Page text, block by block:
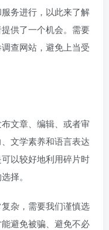
务进行 ，以此来了解
供了一个机会。需要
查网站，避免上当受
文章、编辑、或者审
文学素养和语言表达
以较好地利用碎片时
择。
杂，需要我们谨慎选
避免被骗、避免不必